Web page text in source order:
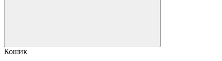
Кошик